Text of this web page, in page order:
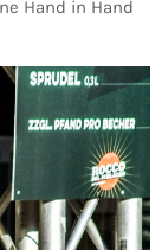
Hand in Hand